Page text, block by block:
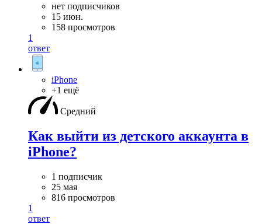
нет подписчиков
15 июн.
158 просмотров
1
ответ
iPhone
+1 ещё
Средний
Как выйти из детского аккаунта в
iPhone?
1 подписчик
25 мая
816 просмотров
1
ответ